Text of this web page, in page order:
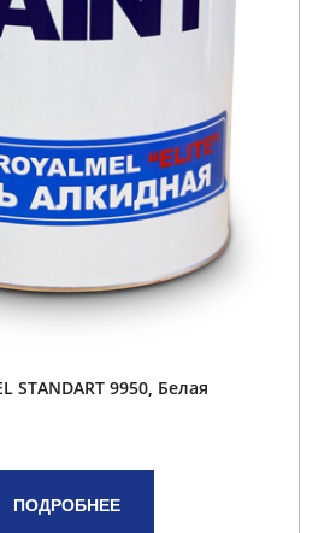
STANDART 9950, Белая
ПОДРОБНЕЕ